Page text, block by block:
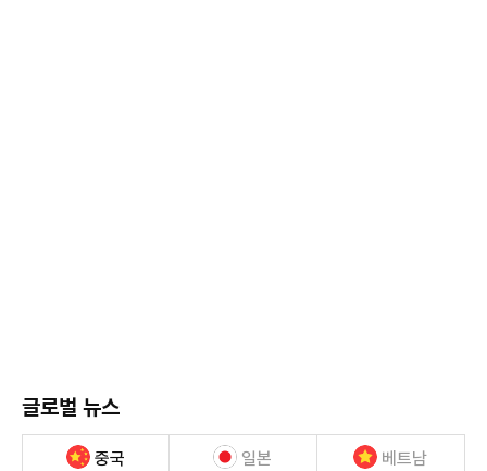
글로벌 뉴스
중국 일본 베트남